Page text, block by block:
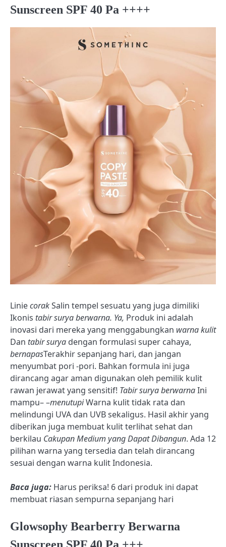
Sunscreen SPF 40 Pa ++++
LiniecorakSalin tempel sesuatu yang juga dimiliki
Ikonis tabir surya berwarna. Ya, Produk ini adalah
inovasi dari mereka yang menggabungkan warna kulit
Dan tabir surya dengan formulasi super cahaya,
bernapasTerakhir sepanjang hari, dan jangan
menyumbat pori -pori. Bahkan formula ini juga
dirancang agar aman digunakan oleh pemilik kulit
rawan jerawat yang sensitif! Tabir surya berwarnaIni
mampu– –menutupiWarna kulit tidak rata dan
melindungi UVA dan UVB sekaligus. Hasil akhir yang
diberikan juga membuat kulit terlihat sehat dan
berkilau Cakupan Medium yang Dapat Dibangun. Ada 12
pilihan warna yang tersedia dan telah dirancang
sesuai dengan warna kulit Indonesia.
Baca juga: Harus periksa! 6 dari produk ini dapat
membuat riasan sempurna sepanjang hari
Glowsophy Bearberry Berwarna